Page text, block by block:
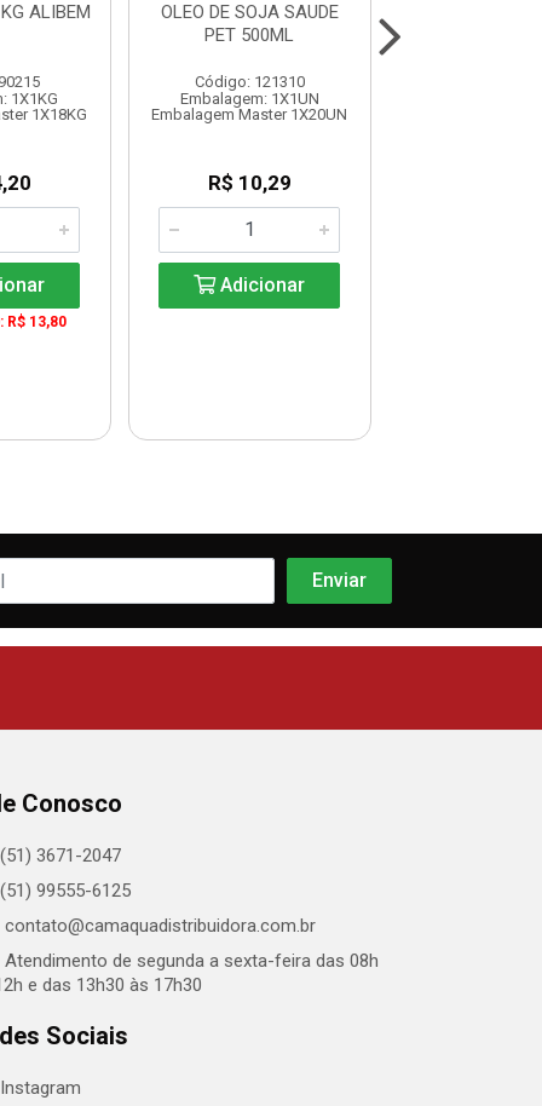
ALIBEM
1X1KG
1X18KG
R$ 13,80
OLEO DE SOJA SAUDE
PET 500ML
Código: 121310
Embalagem: 1X1UN
Embalagem Master 1X20UN
R$ 10,29
Adicionar
Conosco
(51) 3671-2047
(51) 99555-6125
contato@camaquadistribuidora.com.br
Atendimento de segunda a sexta-feira das 08h
e das 13h30 às 17h30
Sociais
Instagram